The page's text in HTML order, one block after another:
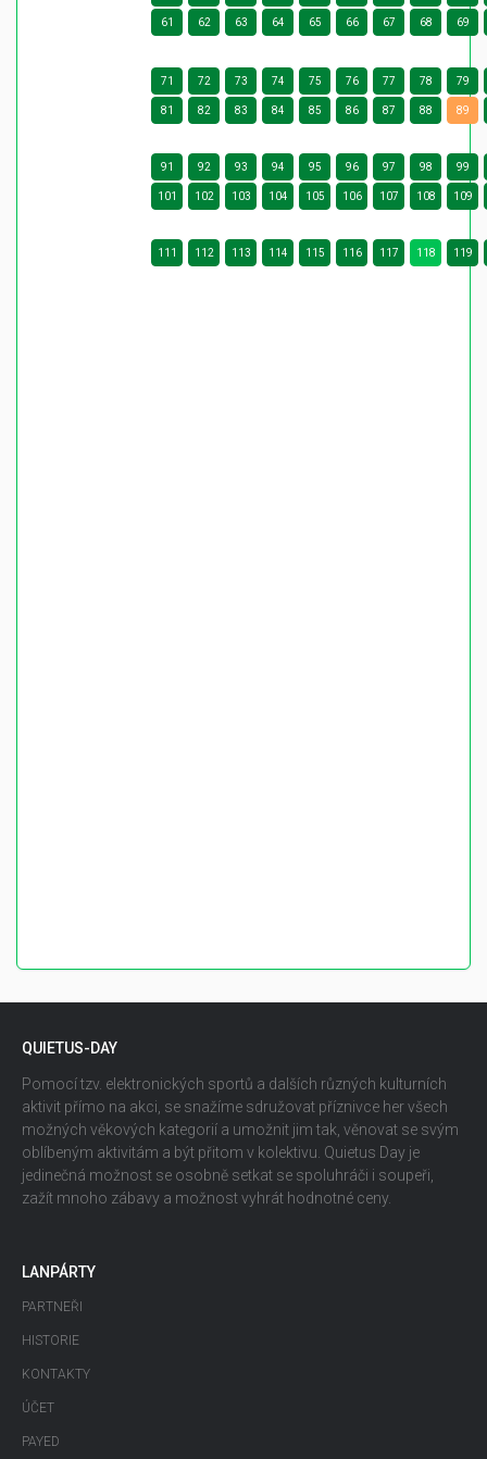
61 62 63 64 65 66 67 68 69
71 72 73 74 75 76 77 78 79
81 82 83 84 85 86 87 88 89
91 92 93 94 95 96 97 98 99
101 102 103 104 105 106 107 108 109
111 112 113 114 115 116 117 118 119
QUIETUS-DAY
Pomocí tzv. elektronických sportů a dalších různých kulturních
aktivit přímo na akci, se snažíme sdružovat příznivce her všech
možných věkových kategorií a umožnit jim tak, věnovat se svým
oblíbeným aktivitám a být přitom v kolektivu. Quietus Day je
jedinečná možnost se osobně setkat se spoluhráči i soupeři,
zažít mnoho zábavy a možnost vyhrát hodnotné ceny.
LANPÁRTY
PARTNEŘI
HISTORIE
KONTAKTY
ÚČET
PAYED